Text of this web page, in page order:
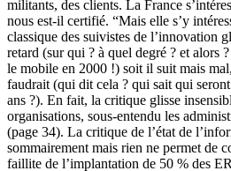
militants, des clients. La France
nous est-il certifié. “Mais elle s’y
classique des suivistes de l’innovation
retard (sur qui ? à quel degré ? et alors ?
le mobile en 2000 !) soit il suit mais
faudrait (qui dit cela ? qui sait qui
ans ?). En fait, la critique glisse
organisations, sous-entendu les
(page 34). La critique de l’état de
sommairement mais rien ne permet de
faillite de l’implantation de 50 % des